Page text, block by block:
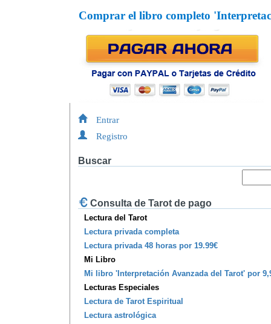
Comprar el libro completo
Entrar
Registro
Buscar
Consulta de Tarot de pago
Lectura del Tarot
Lectura privada completa
Lectura privada 48 horas por 19.99€
Mi Libro
Mi libro 'Interpretación Avanzada del Tarot' por
Lecturas Especiales
Lectura de Tarot Espiritual
Lectura astrológica